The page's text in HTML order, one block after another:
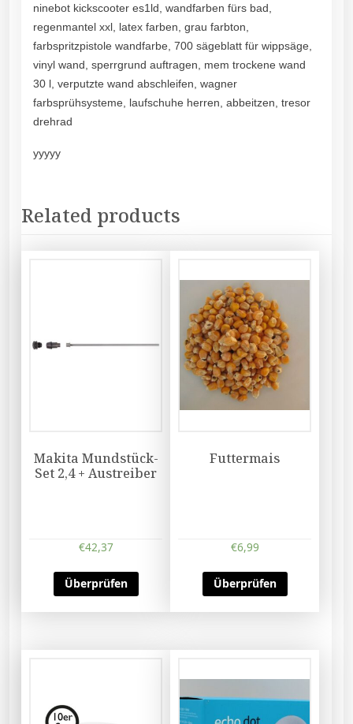
ninebot kickscooter es1ld, wandfarben fürs bad,
regenmantel xxl, latex farben, grau farbton,
farbspritzpistole wandfarbe, 700 sägeblatt für wippsäge,
vinyl wand, sperrgrund auftragen, mem trockene wand
30 l, verputzte wand abschleifen, wagner
farbsprühsysteme, laufschuhe herren, abbeitzen, tresor
drehrad
yyyyy
Related products
Makita Mundstück-
Set 2,4 + Austreiber
€42,37
Überprüfen
Futtermais
€6,99
Überprüfen